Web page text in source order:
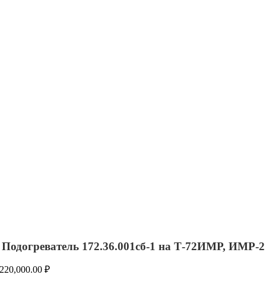
Подогреватель 172.36.001сб-1 на Т-72ИМР, ИМР-2
220,000.00₽